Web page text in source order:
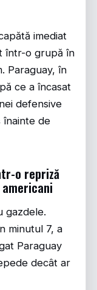
imediat
într-o grupă în
Paraguay, în
ce a încasat
defensive
înainte de
o repriză
gazdele.
minutul 7, a
Paraguay
decât ar